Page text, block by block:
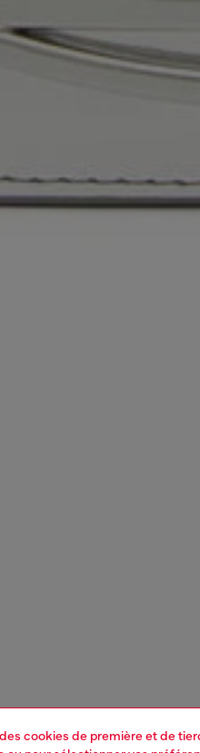
cookies de première et de